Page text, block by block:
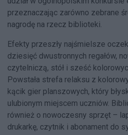
przeznaczając zarówno zebrane
nagrodę na rzecz biblioteki.
Efekty przeszły najśmielsze
dziesięć dwustronnych regałów,
czytelniczą, stół i sześć
Powstała strefa relaksu z
kącik gier planszowych, który
ulubionym miejscem uczniów.
również o nowoczesny sprzęt –
drukarkę, czytnik i abonament do